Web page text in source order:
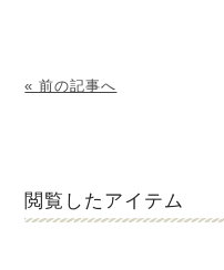
« 前の記事へ
閲覧したアイテム